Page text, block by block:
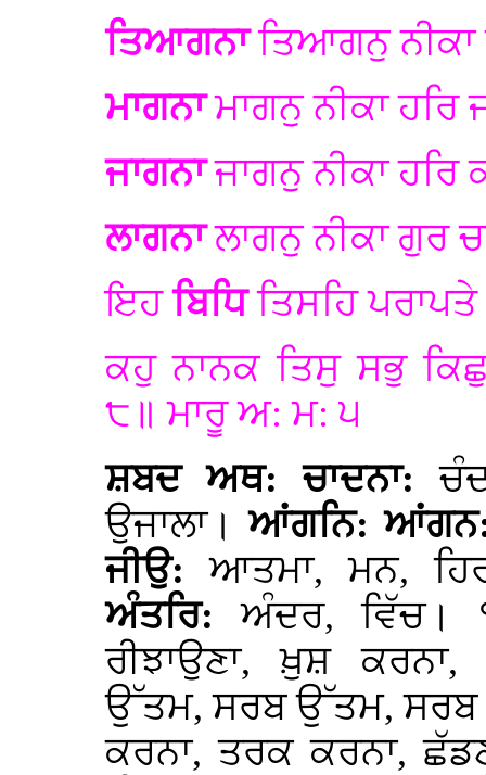
ਤਿਆਗਨਾਤਿਆਗਨੁ ਨੀਕਾ
ਮਾਗਨਾਮਾਗਨੁ ਨੀਕਾ ਹਰਿ
ਜਾਗਨਾਜਾਗਨੁ ਨੀਕਾ ਹਰਿ
ਲਾਗਨਾਲਾਗਨੁ ਨੀਕਾ ਗੁਰ
ਇਹਬਿਧਿਤਿਸਹਿ
ਕਹੁ ਨਾਨਕ ਤਿਸੁ ਸਭੁ
੮॥ ਮਾਰੂ ਅ: ਮ: ੫
ਸ਼ਬਦ ਅਥ: ਚਾਦਨਾ:
ਉਜਾਲਾ।ਆਂਗਨਿ:
ਜੀਉ:ਆਤਮਾ, ਮਨ,
ਅੰਤਰਿ:ਅੰਦਰ,
ਰੀਝਾਉਣਾ, ਖ਼ੁਸ਼
ਉੱਤਮ, ਸਰਬ ਉੱਤਮ,
ਕਰਨਾ, ਤਰਕ ਕਰਨਾ,